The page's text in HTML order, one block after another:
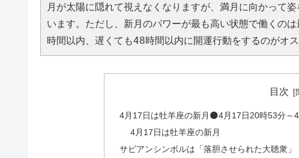
月が太陽に隠れて視えなくなりますが、満月に向かって
います。ただし、新月のパワーが最も高い状態で働くの
時間以内、遅くても48時間以内に開運行動をするのがオス
目次
4月17日は牡羊座の新月🌑4月17日20時53分～
4月17日は牡羊座の新月
サビアンシンボルは「落胆させられた大聴衆」